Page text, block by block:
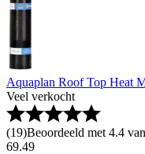
Aquaplan Roof Top Heat
Veel verkocht
(19)Beoordeeld met 4.4
69.49